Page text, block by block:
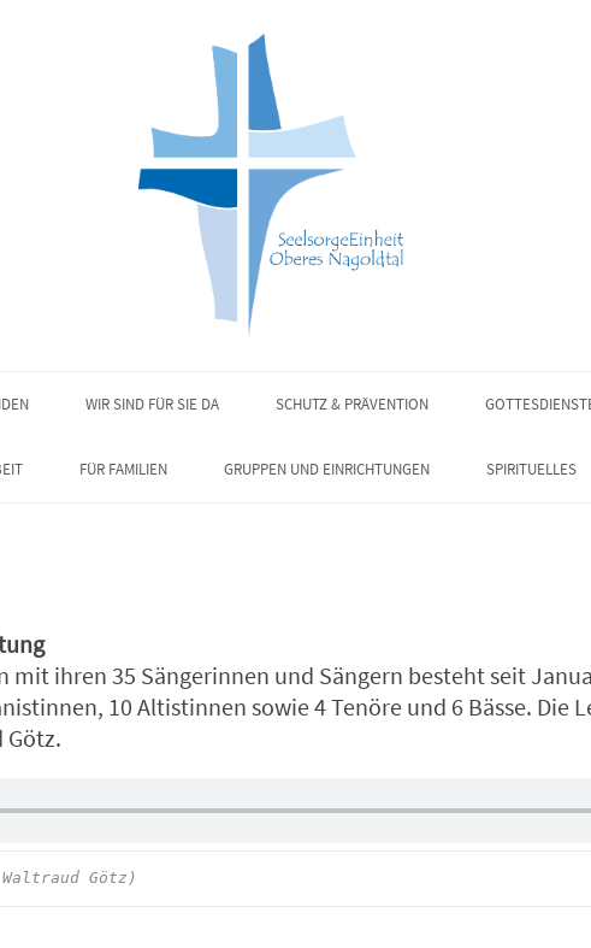
WIR SIND FÜR SIE DA SCHUTZ & PRÄVENTION
FÜR FAMILIEN GRUPPEN UND EINRICHTUNGEN SPIRITUELLES
mit ihren 35 Sängerinnen und Sängern besteht seit
10 Altistinnen sowie 4 Tenöre und 6 Bässe. Die
Götz.
Götz)